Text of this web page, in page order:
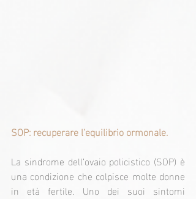
SOP: recuperare l’equilibrio ormonale.
La sindrome dell’ovaio policistico (SOP) è
una condizione che colpisce molte donne
in età fertile. Uno dei suoi sintomi